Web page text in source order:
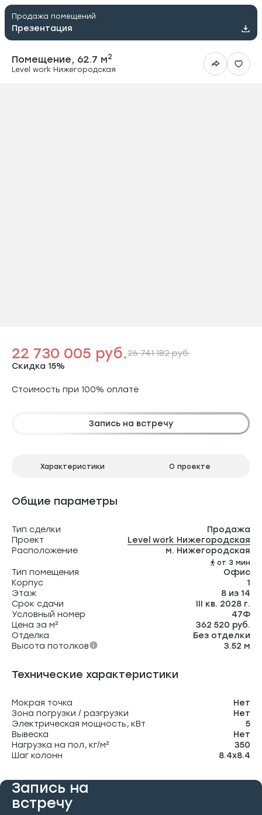
Продажа помещений
Презентация
Помещение, 62.7 м2
Level work Нижегородская
22 730 005 руб.
Скидка 15%
26 741 182 руб.
Стоимость при 100% оплате
Запись на встречу
Характеристики О проекте
Общие параметры
Тип сделки
Продажа
Проект
Level work Нижегородская
Расположение
м. Нижегородская
от 3 мин
Тип помещения
Офис
Корпус
1
Этаж
8 из 14
Срок сдачи
III кв. 2028 г.
Условный номер
47Ф
Цена за м²
362 520 руб.
Отделка
Без отделки
Высота потолков
3.52 м
Технические характеристики
Мокрая точка
Нет
Зона погрузки / разгрузки
Нет
Электрическая мощность, кВт
5
Вывеска
Нет
Нагрузка на пол, кг/м²
350
Шаг колонн
8.4х8.4
Запись на
встречу